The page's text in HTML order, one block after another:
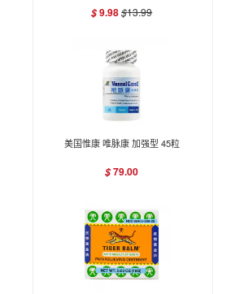
$9.98$13.99
美国惟康 唯脉康 加强型 45粒
$79.00